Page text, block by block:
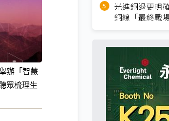
辦「智慧
眾梳理生
光進銅退更明
銅線「最終戰場